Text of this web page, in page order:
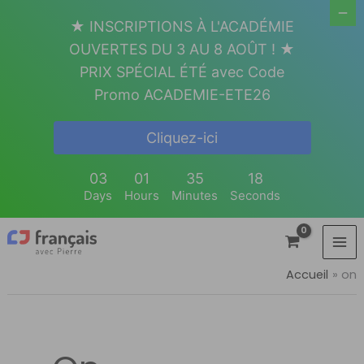
Accueil on
★ INSCRIPTIONS À L'ACADÉMIE
OUVERTES DU 3 AU 8 AOÛT ! ★
PRIX SPÉCIAL ÉTÉ avec Code
Promo ACADEMIE-ETE26
Cliquez-ici
03
Days
01
Hours
35
Minutes
18
Seconds